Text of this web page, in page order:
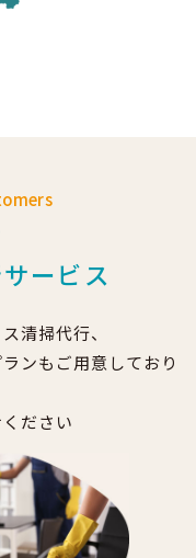
ービス
清掃代行、
ンもご用意しており
ださい